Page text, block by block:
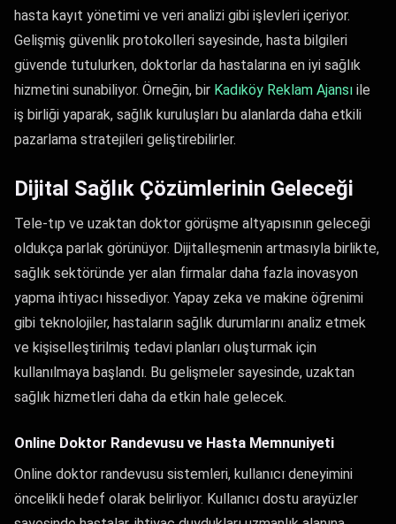
hasta kayıt yönetimi ve veri analizi gibi işlevleri içeriyor.
Gelişmiş güvenlik protokolleri sayesinde, hasta bilgileri
güvende tutulurken, doktorlar da hastalarına en iyi sağlık
hizmetini sunabiliyor. Örneğin, bir Kadıköy Reklam Ajansı ile
iş birliği yaparak, sağlık kuruluşları bu alanlarda daha etkili
pazarlama stratejileri geliştirebilirler.
Dijital Sağlık Çözümlerinin Geleceği
Tele-tıp ve uzaktan doktor görüşme altyapısının geleceği
oldukça parlak görünüyor. Dijitalleşmenin artmasıyla birlikte,
sağlık sektöründe yer alan firmalar daha fazla inovasyon
yapma ihtiyacı hissediyor. Yapay zeka ve makine öğrenimi
gibi teknolojiler, hastaların sağlık durumlarını analiz etmek
ve kişiselleştirilmiş tedavi planları oluşturmak için
kullanılmaya başlandı. Bu gelişmeler sayesinde, uzaktan
sağlık hizmetleri daha da etkin hale gelecek.
Online Doktor Randevusu ve Hasta Memnuniyeti
Online doktor randevusu sistemleri, kullanıcı deneyimini
öncelikli hedef olarak belirliyor. Kullanıcı dostu arayüzler